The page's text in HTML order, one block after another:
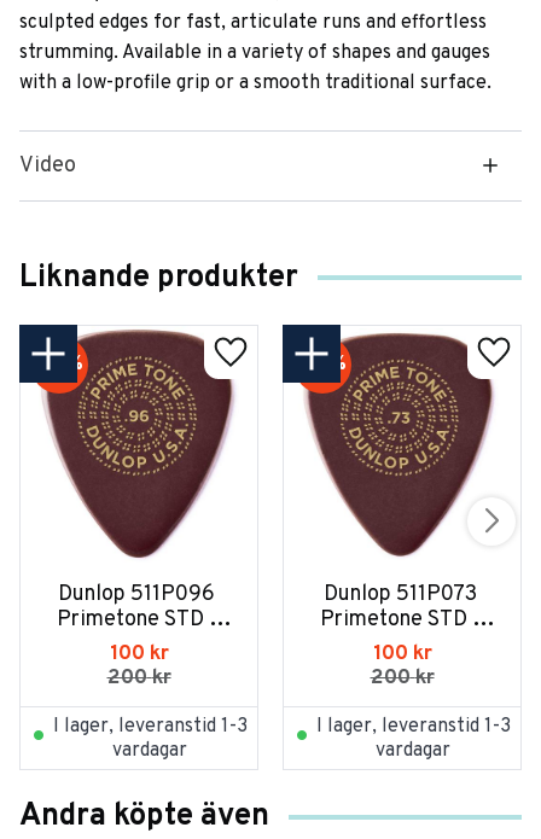
sculpted edges for fast, articulate runs and effortless
strumming. Available in a variety of shapes and gauges
with a low-profile grip or a smooth traditional surface.
Video
Liknande produkter
Dunlop 511P096
Primetone STD -
3/PLYPK
100 kr
200kr
50 %
I lager, leveranstid 1-3
vardagar
Dunlop 511P073
Primetone STD -
3/PLYPK
100 kr
200kr
50 %
I lager, leveranstid 1-3
vardagar
Andra köpte även